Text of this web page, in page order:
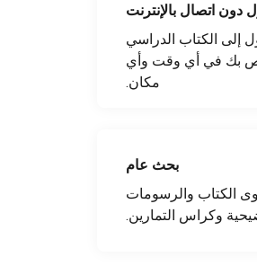
دون اتصال بالإنترنت
إلى الكتاب الدراسي
بك في أي وقت وأي
مكان.
بحث عام
الكتاب والرسومات
وكراس التمارين.